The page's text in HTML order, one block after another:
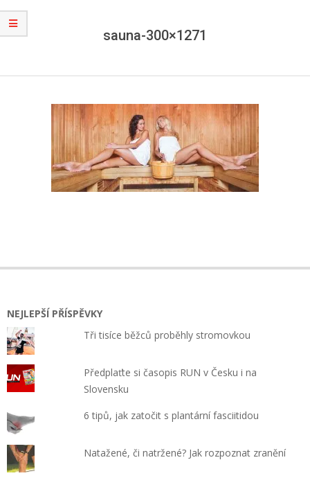
sauna-300×1271
NEJLEPŠÍ PŘÍSPĚVKY
Tři tisíce běžců proběhly stromovkou
Předplaťte si časopis RUN v Česku i na
Slovensku
6 tipů, jak zatočit s plantární fasciitidou
Natažené, či natržené? Jak rozpoznat zranění